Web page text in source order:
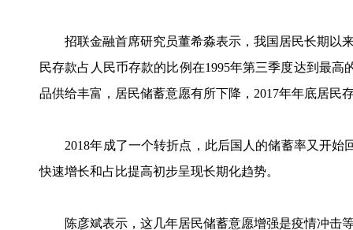
招联金融首席研究员董希淼表示，我国居民长期以
民存款占人民币存款的比例在1995年第三季度达到最
品供给丰富，居民储蓄意愿有所下降，2017年年底居民
2018年成了一个转折点，此后国人的储蓄率又开始
快速增长和占比提高初步呈现长期化趋势。
陈彦斌表示，这几年居民储蓄意愿增强是疫情冲击